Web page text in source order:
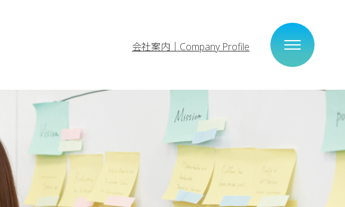
会社案内｜Company Profile